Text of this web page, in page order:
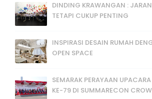
DINDING KRAWANGAN :
TETAPI CUKUP PENTING
INSPIRASI DESAIN RUMAH
OPEN SPACE
SEMARAK PERAYAAN
KE-79 DI SUMMARECON